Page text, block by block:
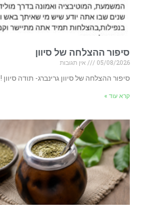
סיפור ההצלחה של סיוון
05/08/2026
אין תגובות
סיפור ההצלחה של סיוון גרינברג- תודה סיוון !
קרא עוד »